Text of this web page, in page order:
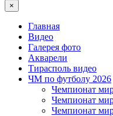
×
Главная
Видео
Галерея фото
Акварели
Тирасполь видео
ЧМ по футболу 2026
Чемпионат
Чемпионат
Чемпионат